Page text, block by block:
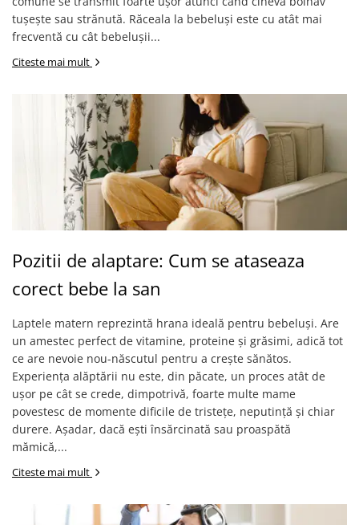
tușește sau strănută. Răceala la bebeluși este cu atât mai
frecventă cu cât bebelușii...
Citeste mai mult
Pozitii de alaptare: Cum se ataseaza
corect bebe la san
Laptele matern reprezintă hrana ideală pentru bebeluși. Are
un amestec perfect de vitamine, proteine și grăsimi, adică tot
ce are nevoie nou-născutul pentru a crește sănătos.
Experiența alăptării nu este, din păcate, un proces atât de
ușor pe cât se crede, dimpotrivă, foarte multe mame
povestesc de momente dificile de tristețe, neputință și chiar
durere. Așadar, dacă ești însărcinată sau proaspătă
mămică,...
Citeste mai mult